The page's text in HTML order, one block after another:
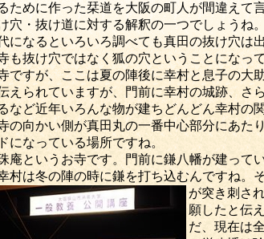
ために作った栞道を大阪の町人が間違えて
穴・抜け道に対する解釈の一つでしょうね。
なるといろいろ調べても真田の抜け穴は
も抜け穴ではなく狐の穴ということになっ
ですが、ここは夏の陣後に幸村と息子の大
えられていますが、門前に幸村の城跡、さ
など近年いろんな物が建ちどんどん幸村の
の向かい側が真田丸の一番中心部分にあた
になっている場所ですね。
というお寺です。門前に鎌八幡が建って
村は冬の陣の時に鎌を打ち込むんですね。
が突き刺さ
願したと伝
だ、現在は